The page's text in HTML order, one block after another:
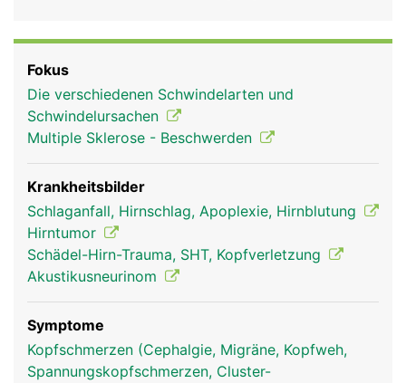
Rubriken
Kleinhirn Frau Kleinhirn Mann
Fokus
Die verschiedenen Schwindelarten und
Schwindelursachen
Multiple Sklerose - Beschwerden
Krankheitsbilder
Schlaganfall, Hirnschlag, Apoplexie, Hirnblutung
Hirntumor
Schädel-Hirn-Trauma, SHT, Kopfverletzung
Akustikusneurinom
Symptome
Kopfschmerzen (Cephalgie, Migräne, Kopfweh,
Spannungskopfschmerzen, Cluster-